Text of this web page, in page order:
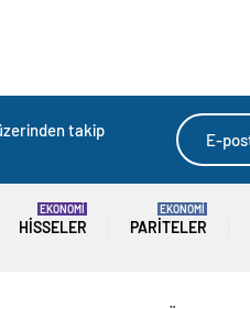
takip
HISSELER
EKONOMİ
PARITELER
EKONOMİ